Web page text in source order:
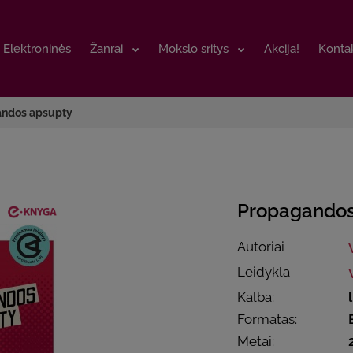
Elektroninės Žanrai Mokslo sritys Akcija!
Elektroninės Žanrai Mokslo sritys Akcija!
apsupty
Autoriai
Leidykla
Kalba:
Formatas:
Metai: